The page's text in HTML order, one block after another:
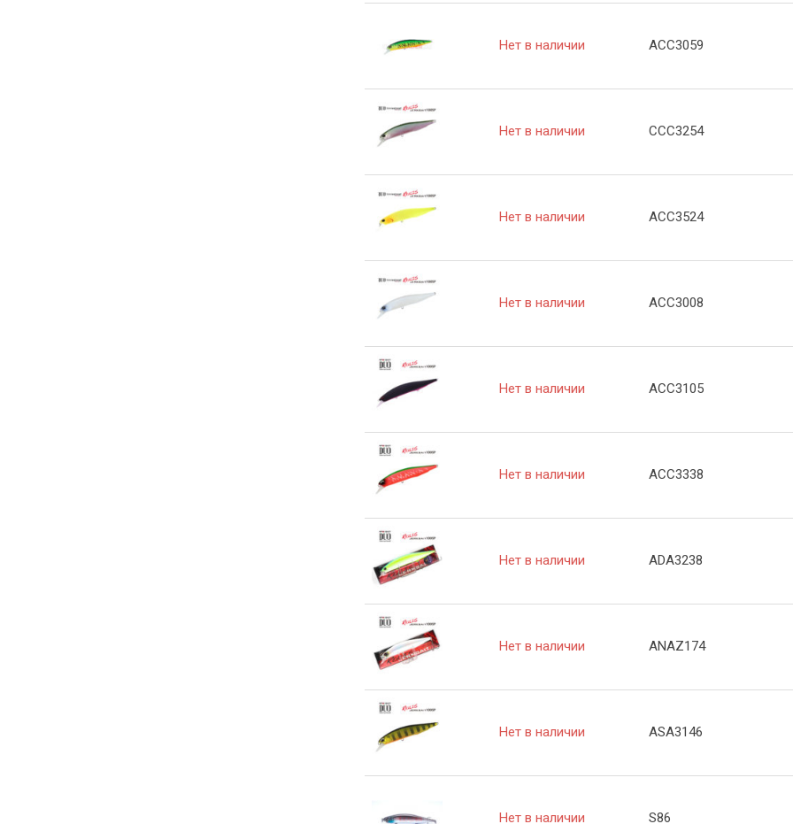
Нет в наличии ACC3059
Нет в наличии CCC3254
Нет в наличии ACC3524
Нет в наличии ACC3008
Нет в наличии ACC3105
Нет в наличии ACC3338
Нет в наличии ADA3238
Нет в наличии ANAZ174
Нет в наличии ASA3146
Нет в наличии S86